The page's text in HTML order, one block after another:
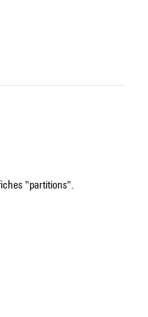
"partitions".